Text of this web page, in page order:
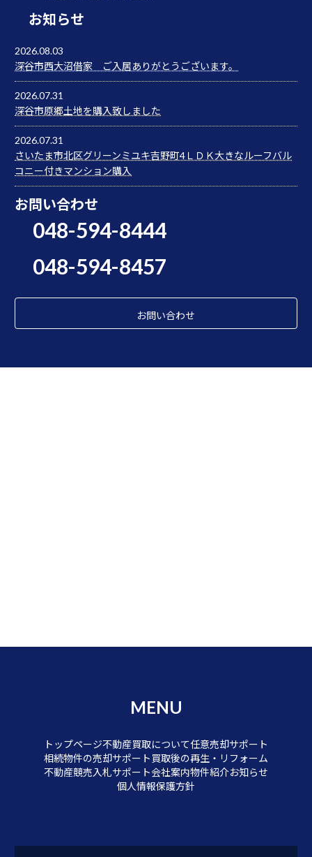
お知らせ
2026.08.03
深谷市西大沼借家 ご入居ありがとうございます。
2026.07.31
深谷市原郷土地を購入致しました
2026.07.31
さいたま市北区グリーンミユキ吉野町4ＬＤＫ大きなルーフバル
コニー付きマンション購入
お問い合わせ
048-594-8444
048-594-8457
お問い合わせ
MENU
トップページ不動産買取について任意売却サポート
相続物件の売却サポート 買取後の再生・リフォーム
不動産競売入札サポート会社案内物件紹介お知らせ
個人情報保護方針